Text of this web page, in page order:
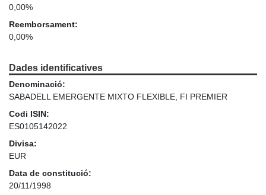
0,00%
Reemborsament:
0,00%
Dades identificatives
Denominació:
SABADELL EMERGENTE MIXTO FLEXIBLE, FI PREMIER
Codi ISIN:
ES0105142022
Divisa:
EUR
Data de constitució:
20/11/1998